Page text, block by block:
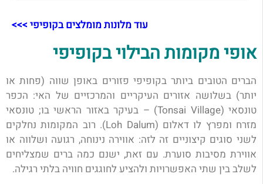
עוד מלונות מומלצים בקופיפי >>>
אופי מקומות הבילוי בקופיפי
הברים הטובים ביותר בקופיפי פזורים באופן שווה (פחות או
יותר) בשלושה אזורים העיקריים והמרכזיים של האי: הכפר
טונסאי (Tonsai Village) – בעיקר באזור הראשי בו; טונסאי
מזרח ומפרץ לו דאלום (Loh Dalum). רוב המקומות נחלקים
לשני סוגים קיצוניים זה לזה: אווירה נינוחה, רגועה ושלווה או
אווירת מסיבות סוערת. עם זאת, ישנם כמה ברים שמצליחים
לשלב בין שתי האפשרויות ולהציע לחוגגים חוויה בלתי רגילה.